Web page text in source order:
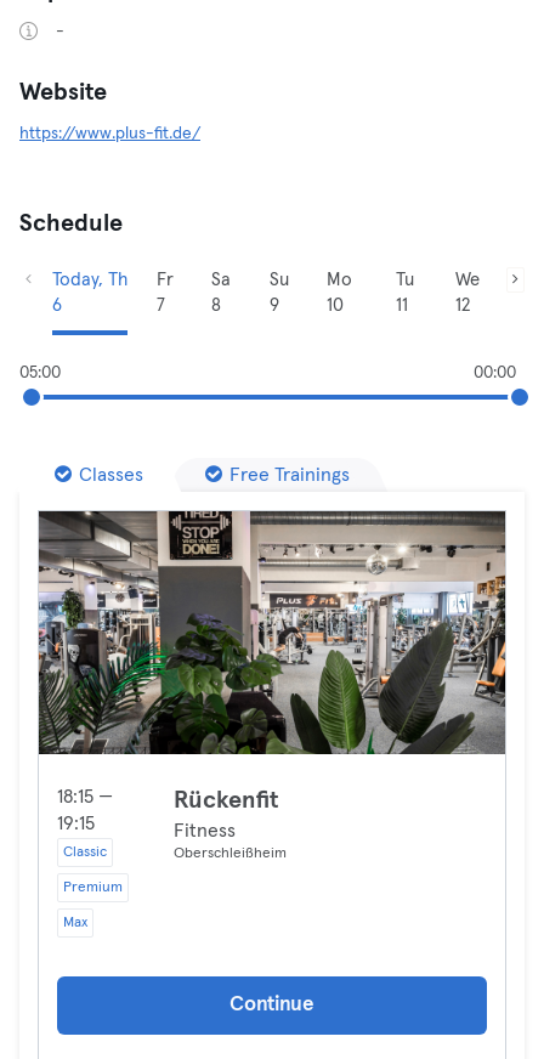
-
Website
https://www.plus-fit.de/
Schedule
Today, Th
6
Fr
7
Sa
8
Su
9
Mo
10
Tu
11
We
12
05:00 00:00
Classes Free Trainings
18:15 —
19:15
Classic
Premium
Max
Rückenfit
Fitness
Oberschleißheim
Continue